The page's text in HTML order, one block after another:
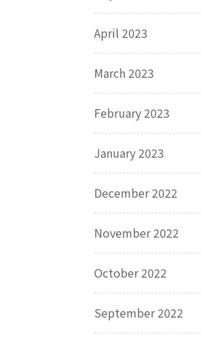
April 2023
March 2023
February 2023
January 2023
December 2022
November 2022
October 2022
September 2022